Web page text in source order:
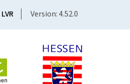
LVR Version: 4.52.0